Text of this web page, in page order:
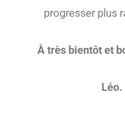
progresser plus
À très bientôt et
Léo.